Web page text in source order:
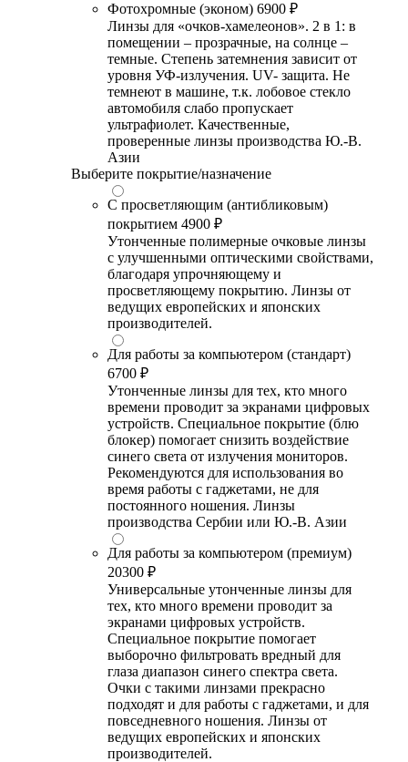
Фотохромные (эконом) 6900 ₽
Линзы для «очков-хамелеонов». 2 в 1: в
помещении – прозрачные, на солнце –
темные. Степень затемнения зависит от
уровня УФ-излучения. UV- защита. Не
темнеют в машине, т.к. лобовое стекло
автомобиля слабо пропускает
ультрафиолет. Качественные,
проверенные линзы производства Ю.-В.
Азии
Выберите покрытие/назначение
С просветляющим (антибликовым)
покрытием 4900 ₽
Утонченные полимерные очковые линзы
с улучшенными оптическими свойствами,
благодаря упрочняющему и
просветляющему покрытию. Линзы от
ведущих европейских и японских
производителей.
Для работы за компьютером (стандарт)
6700 ₽
Утонченные линзы для тех, кто много
времени проводит за экранами цифровых
устройств. Специальное покрытие (блю
блокер) помогает снизить воздействие
синего света от излучения мониторов.
Рекомендуются для использования во
время работы с гаджетами, не для
постоянного ношения. Линзы
производства Сербии или Ю.-В. Азии
Для работы за компьютером (премиум)
20300 ₽
Универсальные утонченные линзы для
тех, кто много времени проводит за
экранами цифровых устройств.
Специальное покрытие помогает
выборочно фильтровать вредный для
глаза диапазон синего спектра света.
Очки с такими линзами прекрасно
подходят и для работы с гаджетами, и для
повседневного ношения. Линзы от
ведущих европейских и японских
производителей.